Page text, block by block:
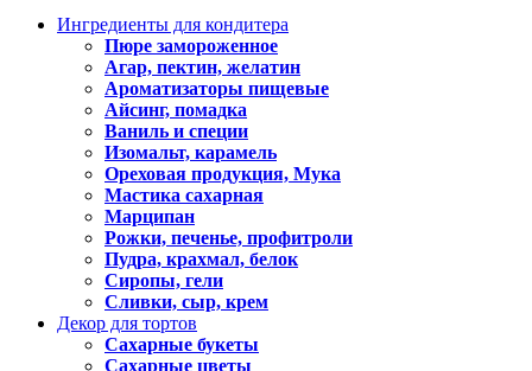
Ингредиенты для кондитера
Пюре замороженное
Агар, пектин, желатин
Ароматизаторы пищевые
Айсинг, помадка
Ваниль и специи
Изомальт, карамель
Ореховая продукция, Мука
Мастика сахарная
Марципан
Рожки, печенье, профитроли
Пудра, крахмал, белок
Сиропы, гели
Сливки, сыр, крем
Декор для тортов
Сахарные букеты
Сахарные цветы